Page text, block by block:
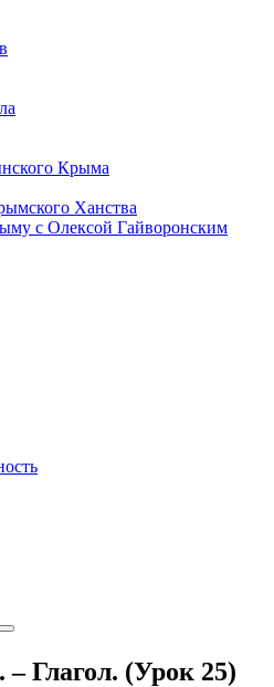
Крыма
Ханства
с Олексой Гайворонским
Глагол. (Урок 25)